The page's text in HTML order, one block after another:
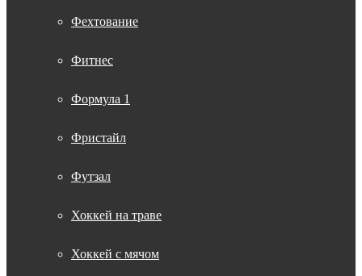
Фехтование
Фитнес
Формула 1
Фристайл
Футзал
Хоккей на траве
Хоккей с мячом